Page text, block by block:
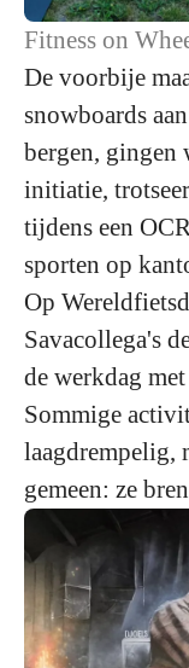
Fitness on
De voorbije
snowboards
bergen, gingen
initiatie,
tijdens een
sporten op
Op
Savacollega's
de werkdag
Sommige
laagdrempelig,
gemeen: ze